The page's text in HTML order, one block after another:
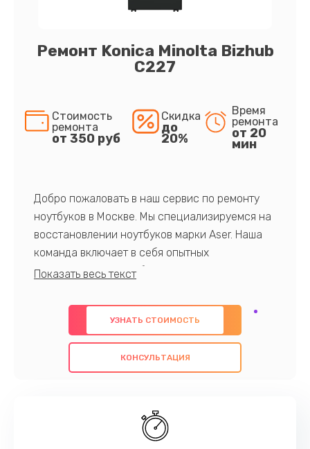
Ремонт Konica Minolta Bizhub
C227
Стоимость
ремонта
от 350 руб
Скидка
до
20%
Время
ремонта
от 20
мин
Добро пожаловать в наш сервис по ремонту
ноутбуков в Москве. Мы специализируемся на
восстановлении ноутбуков марки Aser. Наша
команда включает в себя опытных
профессионалов с обширными знаниями и
предлагаем быстрый и качественный ремонт с
использованием оригинальных компонентов, а
также гарантируем качество всех
проведенных работ. Наша цель - предоставить
наилучшим образом. Не медлите записаться на
УЗНАТЬ СТОИМОСТЬ
КОНСУЛЬТАЦИЯ